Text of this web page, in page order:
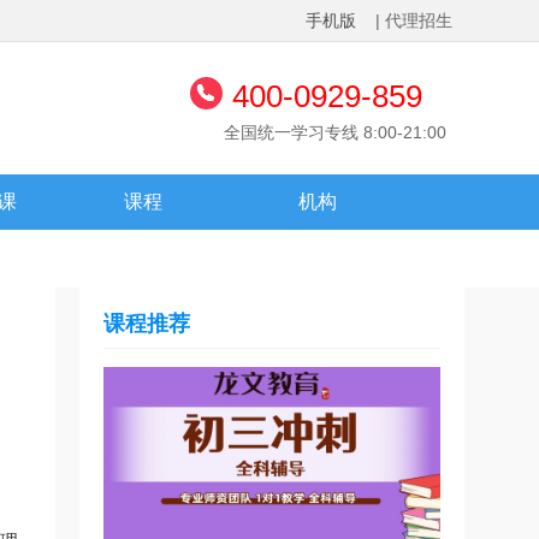
手机版 | 代理招生
400-0929-859
全国统一学习专线 8:00-21:00
课程 机构
课程推荐